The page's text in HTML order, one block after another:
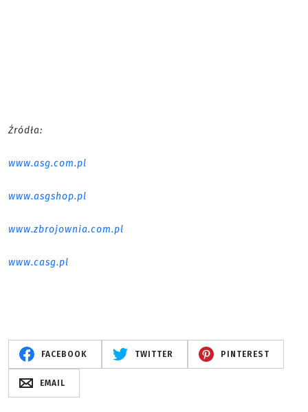
Źródła:
www.asg.com.pl
www.asgshop.pl
www.zbrojownia.com.pl
www.casg.pl
FACEBOOK TWITTER PINTEREST
EMAIL